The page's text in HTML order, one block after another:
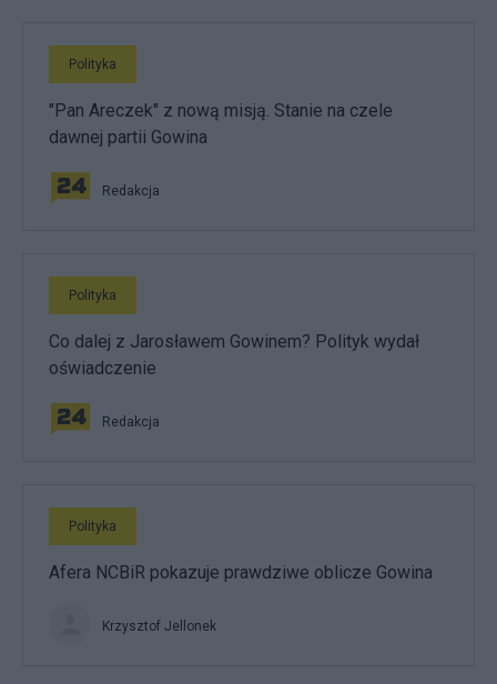
Polityka
"Pan Areczek" z nową misją. Stanie na czele
dawnej partii Gowina
Redakcja
Polityka
Co dalej z Jarosławem Gowinem? Polityk wydał
oświadczenie
Redakcja
Polityka
Afera NCBiR pokazuje prawdziwe oblicze Gowina
Krzysztof Jellonek